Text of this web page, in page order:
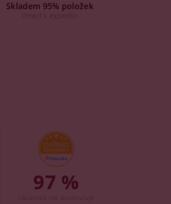
Skladem 95% položek
Ihned k expedici
97 %